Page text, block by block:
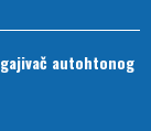
autohtonog